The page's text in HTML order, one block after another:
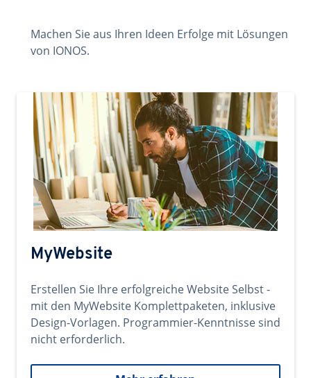
Machen Sie aus Ihren Ideen Erfolge mit Lösungen
von IONOS.
MyWebsite
Erstellen Sie Ihre erfolgreiche Website Selbst -
mit den MyWebsite Komplettpaketen, inklusive
Design-Vorlagen. Programmier-Kenntnisse sind
nicht erforderlich.